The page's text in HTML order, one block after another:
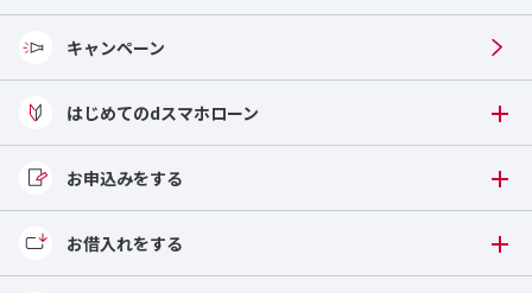
キャンペーン
はじめてのdスマホローン
お申込みをする
お借入れをする